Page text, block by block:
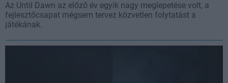
Az Until Dawn az előző év egyik nagy meglepetése volt, a
fejlesztőcsapat mégsem tervez közvetlen folytatást a
játékának.